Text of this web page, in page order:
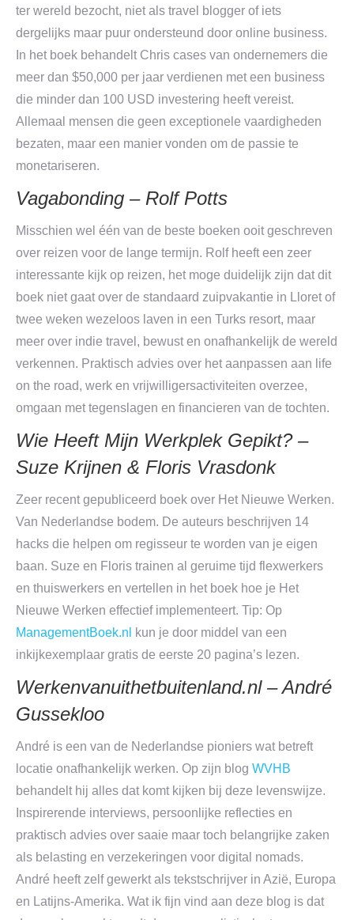
ter wereld bezocht, niet als travel blogger of iets
dergelijks maar puur ondersteund door online business.
In het boek behandelt Chris cases van ondernemers die
meer dan $50,000 per jaar verdienen met een business
die minder dan 100 USD investering heeft vereist.
Allemaal mensen die geen exceptionele vaardigheden
bezaten, maar een manier vonden om de passie te
monetariseren.
Vagabonding – Rolf Potts
Misschien wel één van de beste boeken ooit geschreven
over reizen voor de lange termijn. Rolf heeft een zeer
interessante kijk op reizen, het moge duidelijk zijn dat dit
boek niet gaat over de standaard zuipvakantie in Lloret of
twee weken wezeloos laven in een Turks resort, maar
meer over indie travel, bewust en onafhankelijk de wereld
verkennen. Praktisch advies over het aanpassen aan life
on the road, werk en vrijwilligersactiviteiten overzee,
omgaan met tegenslagen en financieren van de tochten.
Wie Heeft Mijn Werkplek Gepikt? –
Suze Krijnen & Floris Vrasdonk
Zeer recent gepubliceerd boek over Het Nieuwe Werken.
Van Nederlandse bodem. De auteurs beschrijven 14
hacks die helpen om regisseur te worden van je eigen
baan. Suze en Floris trainen al geruime tijd flexwerkers
en thuiswerkers en vertellen in het boek hoe je Het
Nieuwe Werken effectief implementeert. Tip: Op
ManagementBoek.nl
kun je door middel van een
inkijkexemplaar gratis de eerste 20 pagina’s lezen.
Werkenvanuithetbuitenland.nl – André
Gussekloo
André is een van de Nederlandse pioniers wat betreft
locatie onafhankelijk werken. Op zijn blog WVHB
behandelt hij alles dat komt kijken bij deze levenswijze.
Inspirerende interviews, persoonlijke reflecties en
praktisch advies over saaie maar toch belangrijke zaken
als belasting en verzekeringen voor digital nomads.
André heeft zelf gewerkt als tekstschrijver in Azië, Europa
en Latijns-Amerika. Wat ik fijn vind aan deze blog is dat